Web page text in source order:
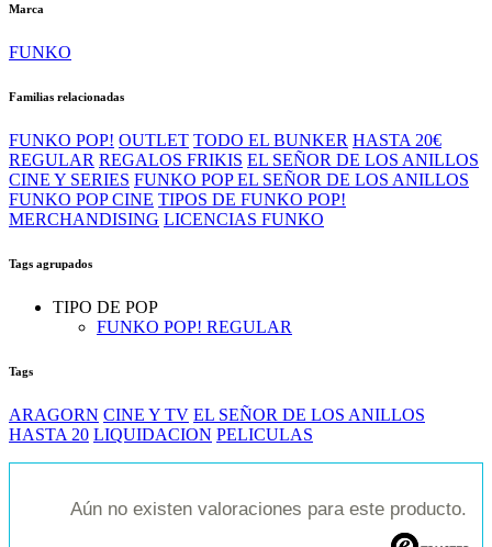
Marca
FUNKO
Familias relacionadas
FUNKO POP! OUTLET TODO EL BUNKER HASTA 20€
REGULAR REGALOS FRIKIS EL SEÑOR DE LOS ANILLOS
CINE Y SERIES FUNKO POP EL SEÑOR DE LOS ANILLOS
FUNKO POP CINE TIPOS DE FUNKO POP!
MERCHANDISING LICENCIAS FUNKO
Tags agrupados
TIPO DE POP
FUNKO POP! REGULAR
Tags
ARAGORN CINE Y TV EL SEÑOR DE LOS ANILLOS
HASTA 20 LIQUIDACION PELICULAS
Aún no existen valoraciones para este producto.